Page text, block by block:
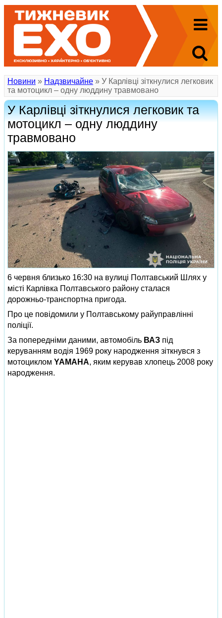
Новини » Надзвичайне » У Карлівці зіткнулися легковик
та мотоцикл – одну люддину травмовано
У Карлівці зіткнулися легковик та
мотоцикл – одну люддину
травмовано
6 червня близько 16:30 на вулиці Полтавський Шлях у
місті Карлівка Полтавського району сталася
дорожньо‑транспортна пригода.
Про це повідомили у Полтавському райуправлінні
поліції.
За попередніми даними, автомобіль ВАЗ під
керуванням водія 1969 року народження зіткнувся з
мотоциклом YAMAHA, яким керував хлопець 2008 року
народження.